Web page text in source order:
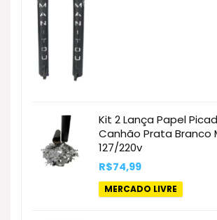
Kit 2 Lança Papel
Canhão Prata Branco
127/220v
R$74,99
MERCADO LIVRE